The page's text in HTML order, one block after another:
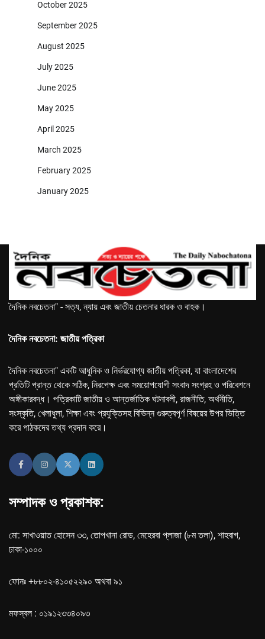
October 2025
September 2025
August 2025
July 2025
June 2025
May 2025
April 2025
March 2025
February 2025
January 2025
দৈনিক নবচেতনা" - সত্য, ন্যায় এবং জাতীয় চেতনার ধারক ও বাহক।
দৈনিক নবচেতনা: জাতীয় পত্রিকা
দৈনিক নবচেতনা" একটি আধুনিক ও নির্ভরযোগ্য জাতীয় পত্রিকা, যা বাংলাদেশের
প্রতিটি প্রান্ত থেকে সঠিক, নিরপেক্ষ এবং সময়োপযোগী সংবাদ সংগ্রহ ও পরিবেশনে
অঙ্গীকারবদ্ধ। পত্রিকাটি জাতীয় ও আন্তর্জাতিক ঘটনাবলী, রাজনীতি, অর্থনীতি,
সংস্কৃতি, খেলাধুলা, শিক্ষা এবং প্রযুক্তিসহ বিভিন্ন গুরুত্বপূর্ণ বিষয়ের উপর ভিত্তি
করে পাঠকদের তথ্য প্রদান করে।
সম্পাদক ও প্রকাশক:
মো: সাখাওয়াত হোসেন ৩৩, তোপখানা রোড, মেহেরবা প্লাজা (৮ম তলা), শাহবাগ,
ঢাকা-১০০০
ফোনঃ +৮৮০২-৪১০৫২২৯০ অথবা ৯১
মফস্বল : ০১৯১২৩৩৪০৯৩